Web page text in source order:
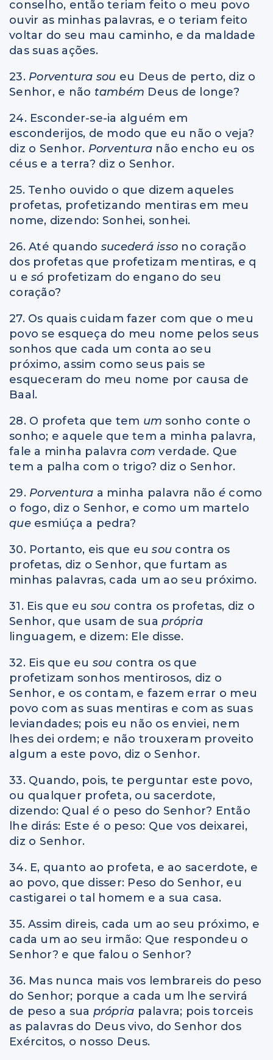
conselho, então teriam feito o meu povo
ouvir as minhas palavras, e o teriam feito
voltar do seu mau caminho, e da maldade
das suas ações.
23. Porventura sou eu Deus de perto, diz o
Senhor, e não também Deus de longe?
24. Esconder-se-ia alguém em
esconderijos, de modo que eu não o veja?
diz o Senhor. Porventura não encho eu os
céus e a terra? diz o Senhor.
25. Tenho ouvido o que dizem aqueles
profetas, profetizando mentiras em meu
nome, dizendo: Sonhei, sonhei.
26. Até quando sucederá isso no coração
dos profetas que profetizam mentiras, e q
u e só profetizam do engano do seu
coração?
27. Os quais cuidam fazer com que o meu
povo se esqueça do meu nome pelos seus
sonhos que cada um conta ao seu
próximo, assim como seus pais se
esqueceram do meu nome por causa de
Baal.
28. O profeta que tem umsonho conte o
sonho; e aquele que tem a minha palavra,
fale a minha palavracomverdade. Que
tem a palha com o trigo? diz o Senhor.
29. Porventura a minha palavra não é como
o fogo, diz o Senhor, e como um martelo
que esmiúça a pedra?
30. Portanto, eis que eusou contra os
profetas, diz o Senhor, que furtam as
minhas palavras, cada um ao seu próximo.
31. Eis que eu sou contra os profetas, diz o
Senhor, que usam de sua própria
linguagem, e dizem: Ele disse.
32. Eis que eu sou contra os que
profetizam sonhos mentirosos, diz o
Senhor, e os contam, e fazem errar o meu
povo com as suas mentiras e com as suas
leviandades; pois eu não os enviei, nem
lhes dei ordem; e não trouxeram proveito
algum a este povo, diz o Senhor.
33. Quando, pois, te perguntar este povo,
ou qualquer profeta, ou sacerdote,
dizendo: Qual é o peso do Senhor? Então
lhe dirás: Este é o peso: Que vos deixarei,
diz o Senhor.
34. E, quanto ao profeta, e ao sacerdote, e
ao povo, que disser: Peso do Senhor, eu
castigarei o tal homem e a sua casa.
35. Assim direis, cada um ao seu próximo, e
cada um ao seu irmão: Que respondeu o
Senhor? e que falou o Senhor?
36. Mas nunca mais vos lembrareis do peso
do Senhor; porque a cada um lhe servirá
de peso a sua própria palavra; pois torceis
as palavras do Deus vivo, do Senhor dos
Exércitos, o nosso Deus.